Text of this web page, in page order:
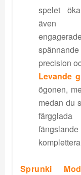
spelet
även
precision
Levande
ögonen,
medan du
Sprunki Mod